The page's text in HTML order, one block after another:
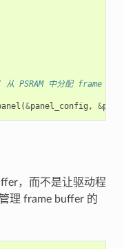
PSRAM 中分配 frame
(&panel_config , &
，而不是让驱动程
理 frame buffer 的